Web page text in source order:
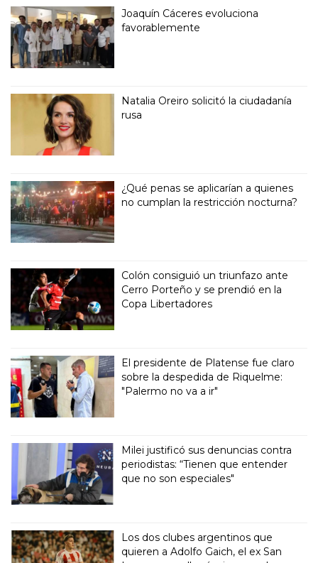
Joaquín Cáceres evoluciona
favorablemente
Natalia Oreiro solicitó la ciudadanía
rusa
¿Qué penas se aplicarían a quienes
no cumplan la restricción nocturna?
Colón consiguió un triunfazo ante
Cerro Porteño y se prendió en la
Copa Libertadores
El presidente de Platense fue claro
sobre la despedida de Riquelme:
"Palermo no va a ir"
Milei justificó sus denuncias contra
periodistas: “Tienen que entender
que no son especiales"
Los dos clubes argentinos que
quieren a Adolfo Gaich, el ex San